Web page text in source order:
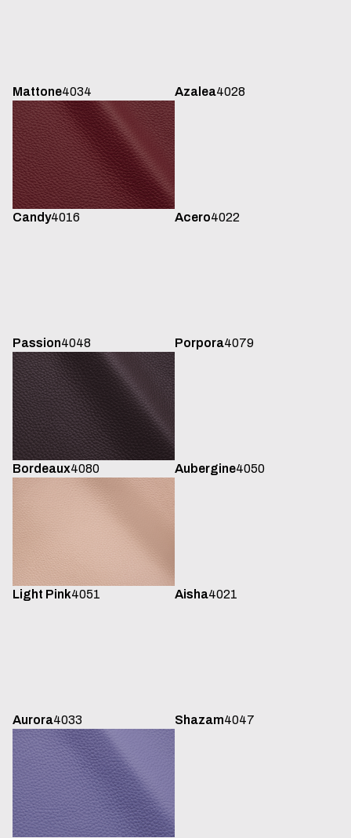
Mattone4034 Azalea4028
Candy4016 Acero4022
Passion4048 Porpora4079
Bordeaux4080 Aubergine4050
Light Pink4051 Aisha4021
Aurora4033 Shazam4047